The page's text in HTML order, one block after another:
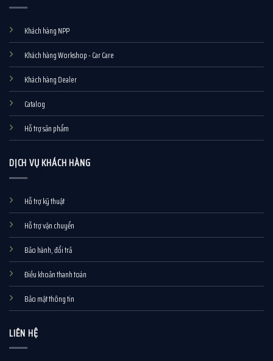
Khách hàng NPP
Khách hàng Workshop - Car Care
Khách hàng Dealer
Catalog
Hỗ trợ sản phẩm
DỊCH VỤ KHÁCH HÀNG
Hỗ trợ kỹ thuật
Hỗ trợ vận chuyển
Bảo hành, đổi trả
Điều khoản thanh toán
Bảo mật thông tin
LIÊN HỆ